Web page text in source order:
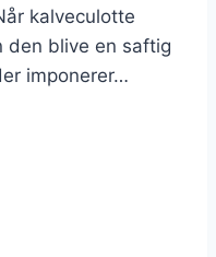
kalveculotte
den blive en saftig
imponerer…